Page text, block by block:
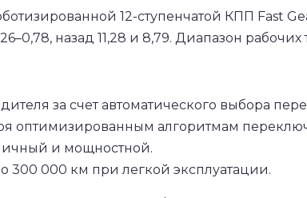
12-ступенчатой КПП Fast
назад 11,28 и 8,79. Диапазон рабочих
за счет автоматического выбора
оптимизированным алгоритмам
и мощностной.
300 000 км при легкой эксплуатации.